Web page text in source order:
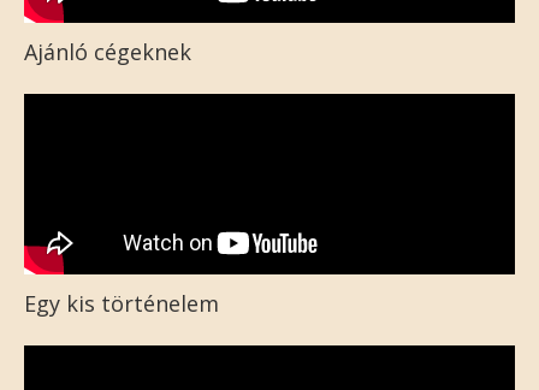
Ajánló cégeknek
Egy kis történelem